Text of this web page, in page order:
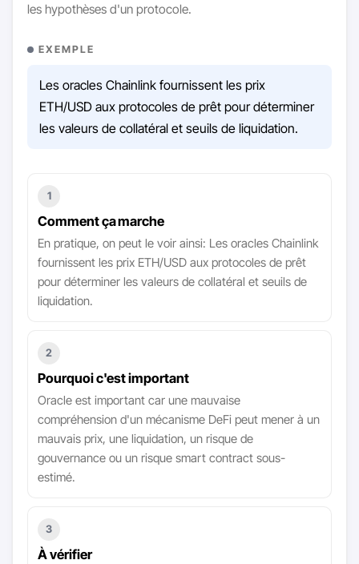
les hypothèses d'un protocole.
EXEMPLE
Les oracles Chainlink fournissent les prix
ETH/USD aux protocoles de prêt pour déterminer
les valeurs de collatéral et seuils de liquidation.
1
Comment ça marche
En pratique, on peut le voir ainsi: Les oracles Chainlink
fournissent les prix ETH/USD aux protocoles de prêt
pour déterminer les valeurs de collatéral et seuils de
liquidation.
2
Pourquoi c'est important
Oracle est important car une mauvaise
compréhension d'un mécanisme DeFi peut mener à un
mauvais prix, une liquidation, un risque de
gouvernance ou un risque smart contract sous-
estimé.
3
À vérifier